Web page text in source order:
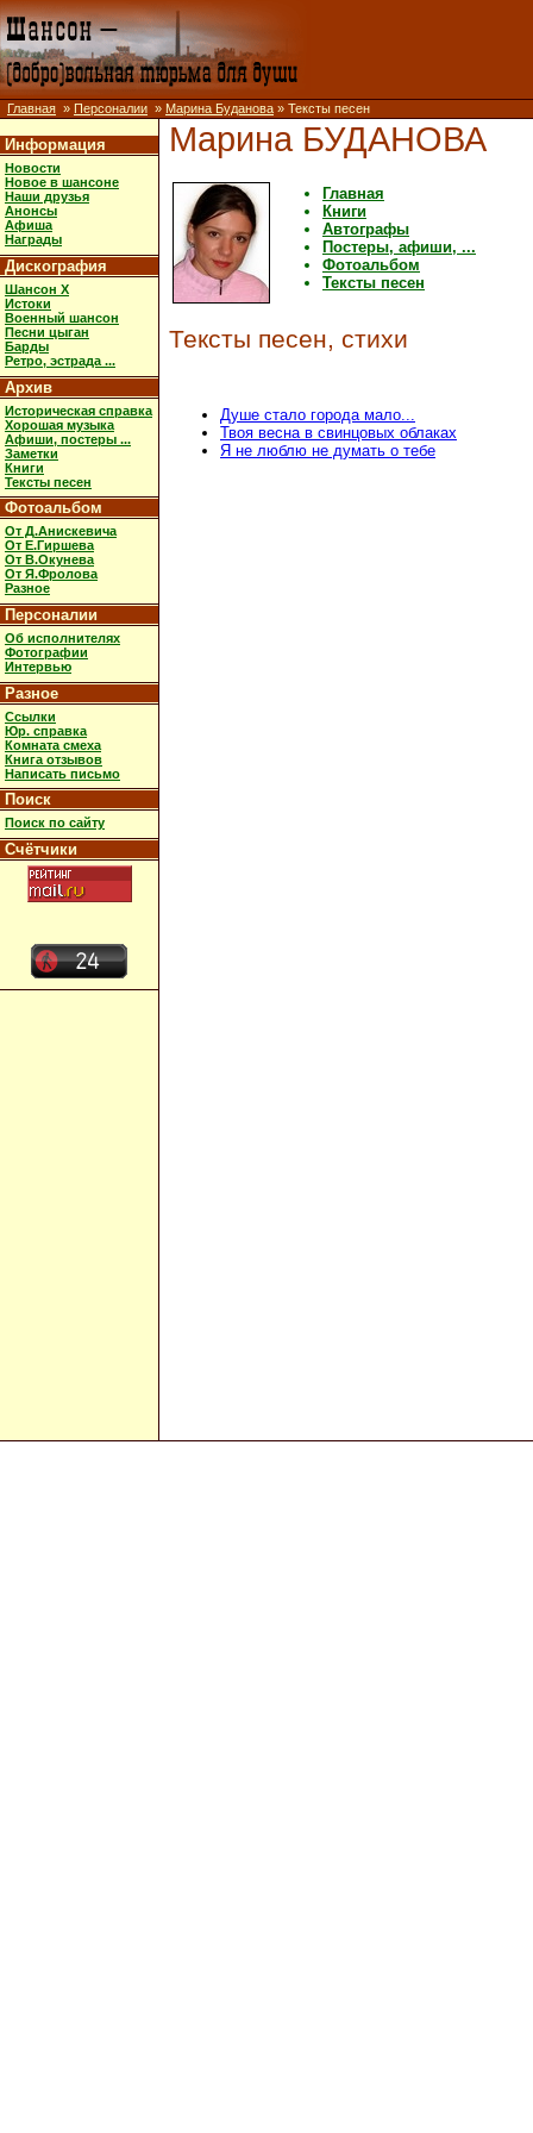
Главная » Персоналии » Марина Буданова » Тексты песен
Информация
Новости
Новое в шансоне
Наши друзья
Анонсы
Афиша
Награды
Дискография
Шансон X
Истоки
Военный шансон
Песни цыган
Барды
Ретро, эстрада ...
Архив
Историческая справка
Хорошая музыка
Афиши, постеры ...
Заметки
Книги
Тексты песен
Фотоальбом
От Д.Анискевича
От Е.Гиршева
От В.Окунева
От Я.Фролова
Разное
Персоналии
Об исполнителях
Фотографии
Интервью
Разное
Ссылки
Юр. справка
Комната смеха
Книга отзывов
Написать письмо
Поиск
Поиск по сайту
Счётчики
Марина БУДАНОВА
Главная
Книги
Автографы
Постеры, афиши, ...
Фотоальбом
Тексты песен
Тексты песен, стихи
Душе стало города мало...
Твоя весна в свинцовых облаках
Я не люблю не думать о тебе